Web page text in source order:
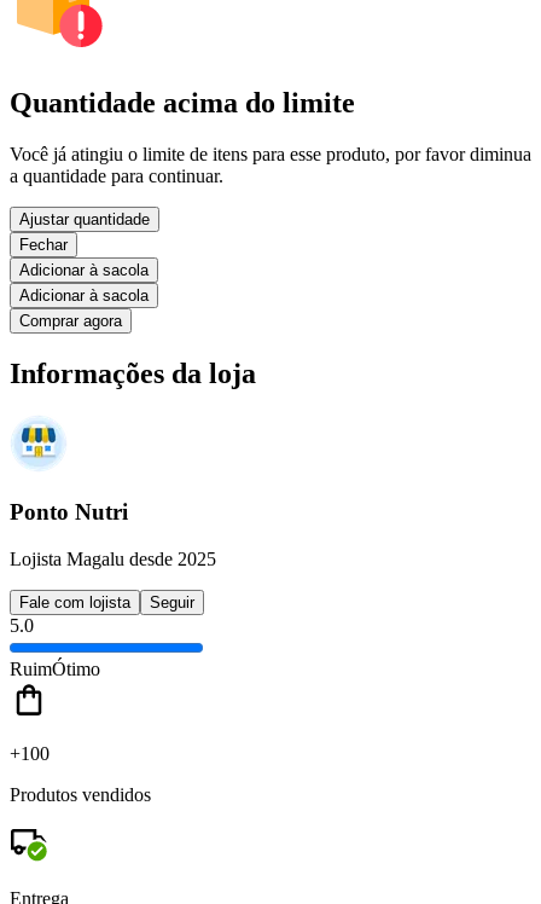
Quantidade acima do limite
Você já atingiu o limite de itens para esse produto, por favor diminua
a quantidade para continuar.
Ajustar quantidade
Fechar
Adicionar à sacola
Adicionar à sacola
Comprar agora
Informações da loja
Ponto Nutri
Lojista Magalu desde 2025
Fale com lojista Seguir
5.0
RuimÓtimo
+100
Produtos vendidos
Entrega